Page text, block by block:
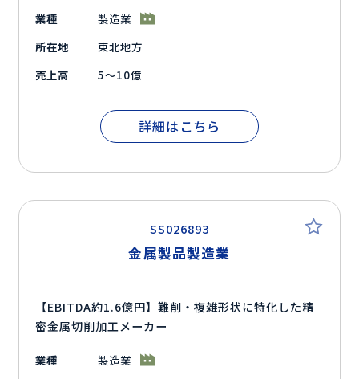
業種
製造業
所在地
東北地方
売上高
5～10億
詳細はこちら
SS026893
金属製品製造業
【EBITDA約1.6億円】難削・複雑形状に特化した精
密金属切削加工メーカー
業種
製造業